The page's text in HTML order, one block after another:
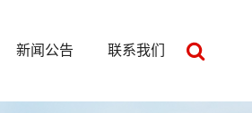
新闻公告 联系我们